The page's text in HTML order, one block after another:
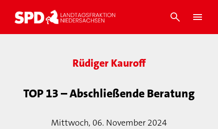
Rüdiger Kauroff
TOP 13 – Abschließende Beratung
Mittwoch, 06. November 2024